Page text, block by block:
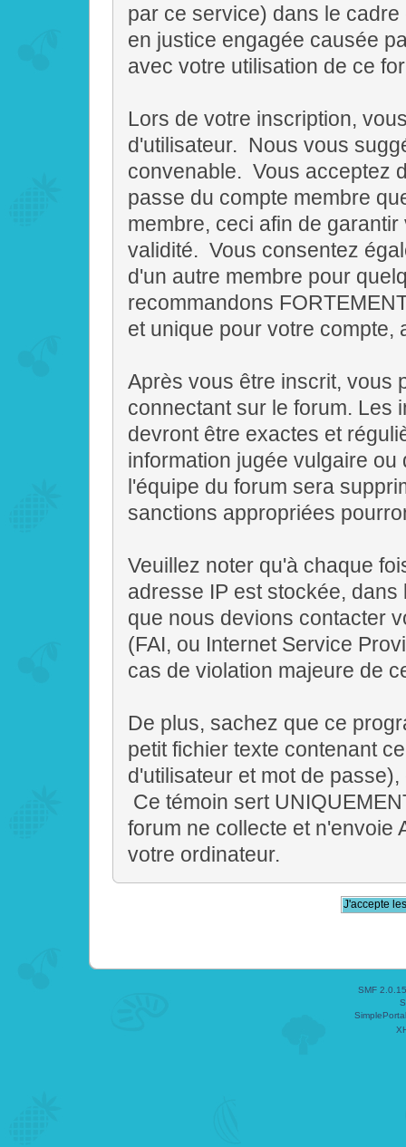
par ce service) dans le
en justice engagée causée
avec votre utilisation de ce
Lors de votre inscription,
d'utilisateur. Nous vous
convenable. Vous acceptez
passe du compte membre
membre, ceci afin de
validité. Vous consentez
d'un autre membre pour
recommandons
et unique pour votre compte,
Après vous être inscrit, vous
connectant sur le forum. Les
devront être exactes et
information jugée vulgaire
l'équipe du forum sera
sanctions appropriées
Veuillez noter qu'à chaque
adresse IP est stockée,
que nous devions contacter
(FAI, ou Internet Service
cas de violation majeure de
De plus, sachez que ce
petit fichier texte contenant
d'utilisateur et mot de
Ce témoin sert
forum ne collecte et n'envoie
votre ordinateur.
SMF 2.0.15